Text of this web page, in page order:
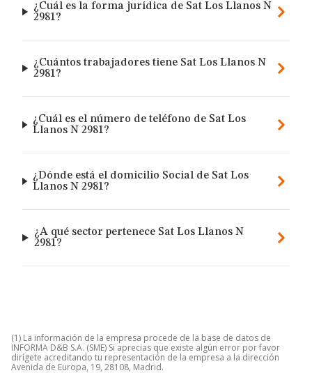
¿Cuál es la forma jurídica de Sat Los Llanos N
2981?
¿Cuántos trabajadores tiene Sat Los Llanos N
2981?
¿Cuál es el número de teléfono de Sat Los
Llanos N 2981?
¿Dónde está el domicilio Social de Sat Los
Llanos N 2981?
¿A qué sector pertenece Sat Los Llanos N
2981?
(1) La información de la empresa procede de la base de datos de
INFORMA D&B S.A. (SME) Si aprecias que existe algún error por favor
dirígete acreditando tu representación de la empresa a la dirección
Avenida de Europa, 19, 28108, Madrid.